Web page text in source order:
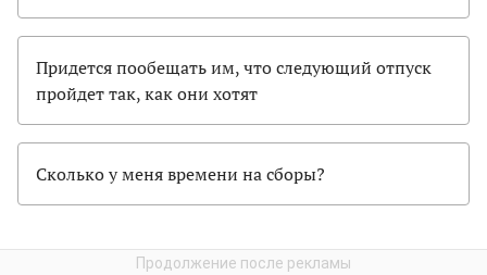
Придется пообещать им, что следующий отпуск
пройдет так, как они хотят
Сколько у меня времени на сборы?